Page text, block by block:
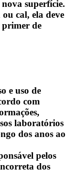
superfície.
cal, ela deve
de
e uso de
com
laboratórios
dos anos ao
pelos
dos